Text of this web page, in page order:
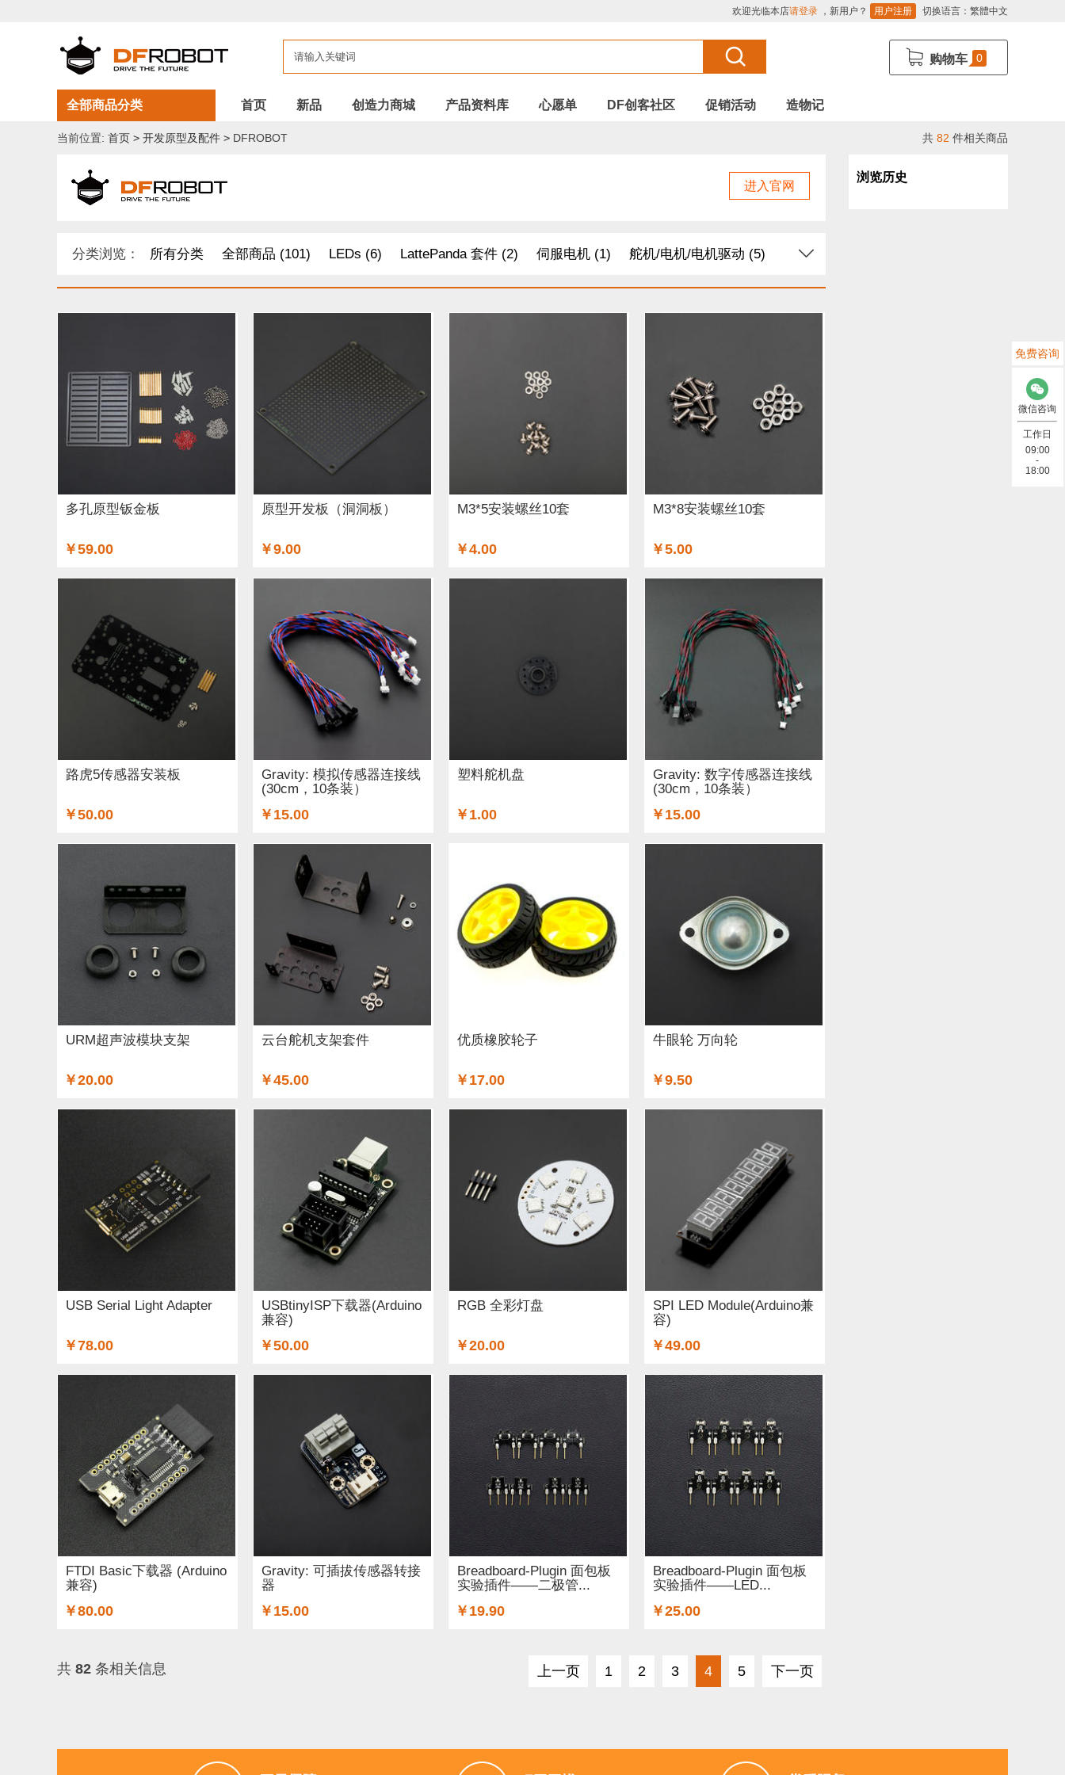
欢迎光临本店请登录 ，新用户？ 用户注册 切换语言： 繁體中文
购物车 0
全部商品分类 首页 新品 创造力商城 产品资料库 心愿单 DF创客社区 促销活动 造物记
当前位置: 首页 > 开发原型及配件 > DFROBOT 共 82 件相关商品
进入官网
分类浏览： 所有分类 全部商品 (101) LEDs (6) LattePanda 套件 (2) 伺服电机 (1) 舵机/电机/电机驱动 (5)
面包板/原型板 (12)
工具 (5) 电缆&电线 (1) 温湿度传感器 (37) DF纪念品 (14) 重量传感器 (2) 电子器件 (3) 存储模块 (6)
结构件 (12) 键盘 (5) 液体传感器 (17) ESP32&ESP8266 (23) Lilypad（弃用） (1) 排针排母 (2) 总线&OBD (7)
Arduino 套件 (7)
电源模块 (19) 柔性传感器 (3) 电流传感器 (9) 电源 (2) 交互传感器 (8) USB 数据线 (2)
加速度传感器 (32) LattePanda (1) 直流电机驱动器 (11) 制动器和平台 (3) LCD/LED/显示屏 (10)
压力传感器 (14) 其他开发板 (9) 编码器 (4) Xbee / Zigbee (1) NB-IoT (4)
电容 (1) 直流电机 (19) 电位计 (4) 锂电池 (2) 运动传感器 (16) 泵 (2) 继电器 (8)
太阳能 (3) 其他电子器件 (5) 其他线材 (15) 屏幕和显示器 (18) 数码管 (7)
无线电（射频） (4) GSM/GPRS/GPS (1) 开关和按钮 (34) 3D 打印机耗材 (6) 3D 打印机及配件 (14)
促销 (1) 适配器和连接器 (3) 伺服电机驱动器 (2)
光线&图像传感器 (27) 心愿单 (5) 套餐 (12) 书籍 (19) micro:bit 套件 (4)
OLEDs (7) 其他扩展板 (14) WiFi (5) 蓝牙 (4) 无刷电机 (2)
STEM/创客 教育 (9)
多孔原型钣金板
￥59.00
原型开发板（洞洞板）
￥9.00
M3*5安装螺丝10套
￥4.00
M3*8安装螺丝10套
￥5.00
路虎5传感器安装板
￥50.00
Gravity: 模拟传感器连接线
(30cm，10条装）
￥15.00
塑料舵机盘
￥1.00
Gravity: 数字传感器连接线
(30cm，10条装）
￥15.00
URM超声波模块支架
￥20.00
云台舵机支架套件
￥45.00
优质橡胶轮子
￥17.00
牛眼轮 万向轮
￥9.50
USB Serial Light Adapter
￥78.00
USBtinyISP下载器(Arduino
兼容)
￥50.00
RGB 全彩灯盘
￥20.00
SPI LED Module(Arduino兼
容)
￥49.00
FTDI Basic下载器 (Arduino
兼容)
￥80.00
Gravity: 可插拔传感器转接
器
￥15.00
Breadboard-Plugin 面包板
实验插件——二极管...
￥19.90
Breadboard-Plugin 面包板
实验插件——LED...
￥25.00
共 82 条相关信息 上一页 1 2 3 4 5 下一页
浏览历史
免费咨询
微信咨询
工作日
09:00
-
18:00